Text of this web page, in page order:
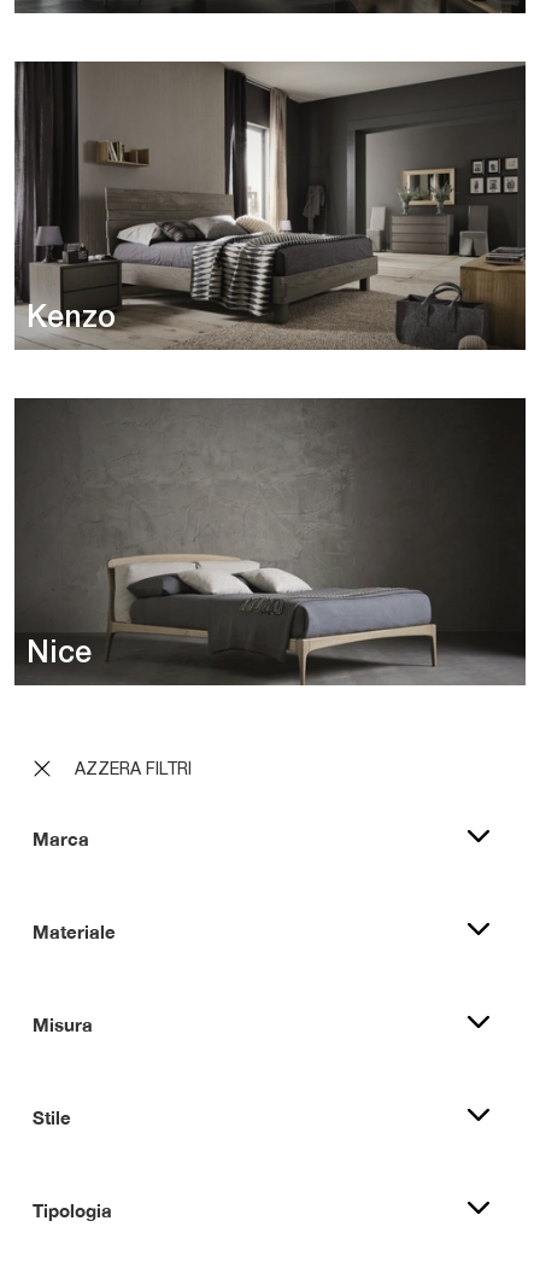
AZZERA FILTRI
Marca
Materiale
Misura
Stile
Tipologia
Kenzo
Nice